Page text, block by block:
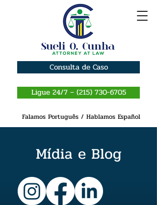
Consulta de Caso
Ligue 24/7 – (215) 730-6705
Falamos Português / Hablamos Español
Mídia e Blog